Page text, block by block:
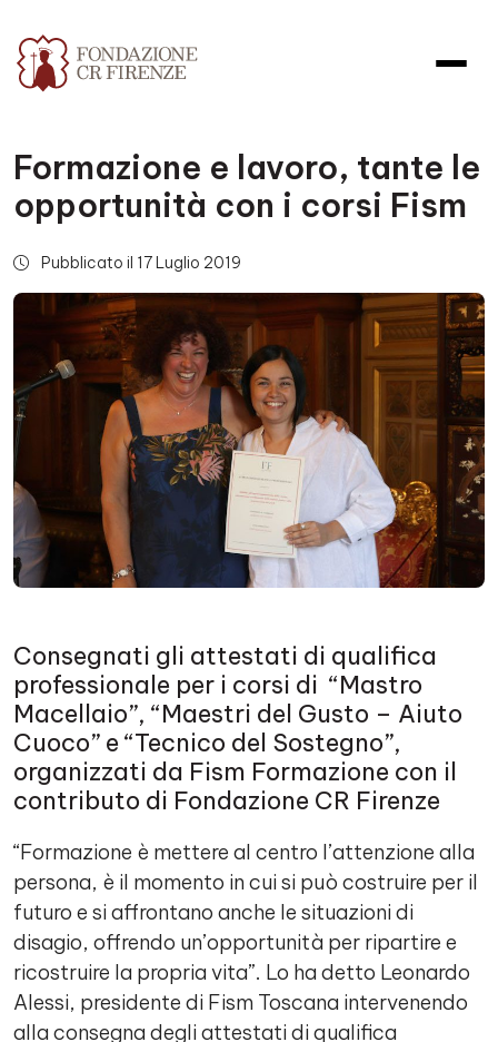
Formazione e lavoro, tante le
opportunità con i corsi Fism
Pubblicato il 17 Luglio 2019
Consegnati gli attestati di qualifica
professionale per i corsi di “Mastro
Macellaio”, “Maestri del Gusto – Aiuto
Cuoco” e “Tecnico del Sostegno”,
organizzati da Fism Formazione con il
contributo di Fondazione CR Firenze
“Formazione è mettere al centro l’attenzione alla
persona, è il momento in cui si può costruire per il
futuro e si affrontano anche le situazioni di
disagio, offrendo un’opportunità per ripartire e
ricostruire la propria vita”. Lo ha detto Leonardo
Alessi, presidente di Fism Toscana intervenendo
alla consegna degli attestati di qualifica